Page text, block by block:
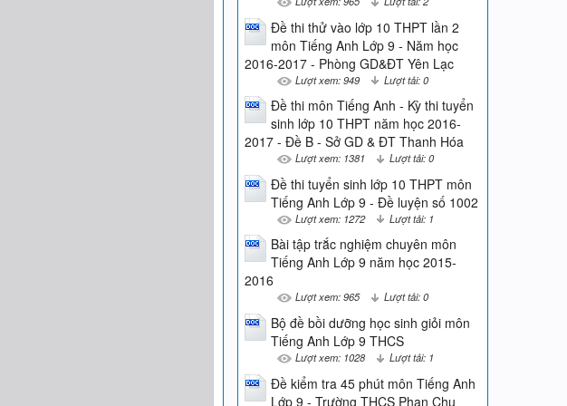
Đề thi thử vào lớp 10 THPT lần 2
môn Tiếng Anh Lớp 9 - Năm học
2016-2017 - Phòng GD&ĐT Yên Lạc
Lượt xem: 949 Lượt tải: 0
Đề thi môn Tiếng Anh - Kỳ thi tuyển
sinh lớp 10 THPT năm học 2016-
2017 - Đề B - Sở GD & ĐT Thanh Hóa
Lượt xem: 1381 Lượt tải: 0
Đề thi tuyển sinh lớp 10 THPT môn
Tiếng Anh Lớp 9 - Đề luyện số 1002
Lượt xem: 1272 Lượt tải: 1
Bài tập trắc nghiệm chuyên môn
Tiếng Anh Lớp 9 năm học 2015-
2016
Lượt xem: 965 Lượt tải: 0
Bộ đề bồi dưỡng học sinh giỏi môn
Tiếng Anh Lớp 9 THCS
Lượt xem: 1028 Lượt tải: 1
Đề kiểm tra 45 phút môn Tiếng Anh
Lớp 9 - Trường THCS Phan Chu